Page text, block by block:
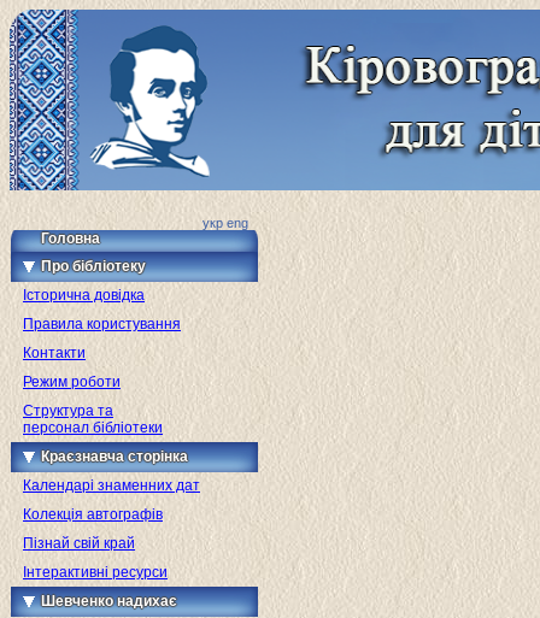
укр eng
Головна
Про бібліотеку
Історична довідка
Правила користування
Контакти
Режим роботи
Структура та
персонал бібліотеки
Краєзнавча сторінка
Календарі знаменних дат
Колекція автографів
Пізнай свій край
Інтерактивні ресурси
Шевченко надихає